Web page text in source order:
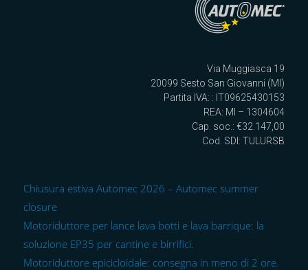
Via Muggiasca 19
20099 Sesto San Giovanni (MI)
Partita IVA: : IT09625430153
REA: MI – 1304604
Cap. soc.: €32.147,00
Cod. SDI: TULURSB
Chiusura estiva Automec 2026 – Automec summer
closure
Motoriduttore per lance lava botti e lava barrique: la
soluzione EP35 per cantine e birrifici.
Motoriduttore epicicloidale: consegna in meno di 2 ore.